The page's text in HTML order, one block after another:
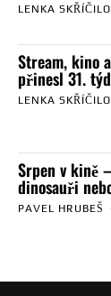
LENKA
Stream, kino
přinesl 31.
LENKA
Srpen v kině
dinosauři
PAVEL HRUBEŠ